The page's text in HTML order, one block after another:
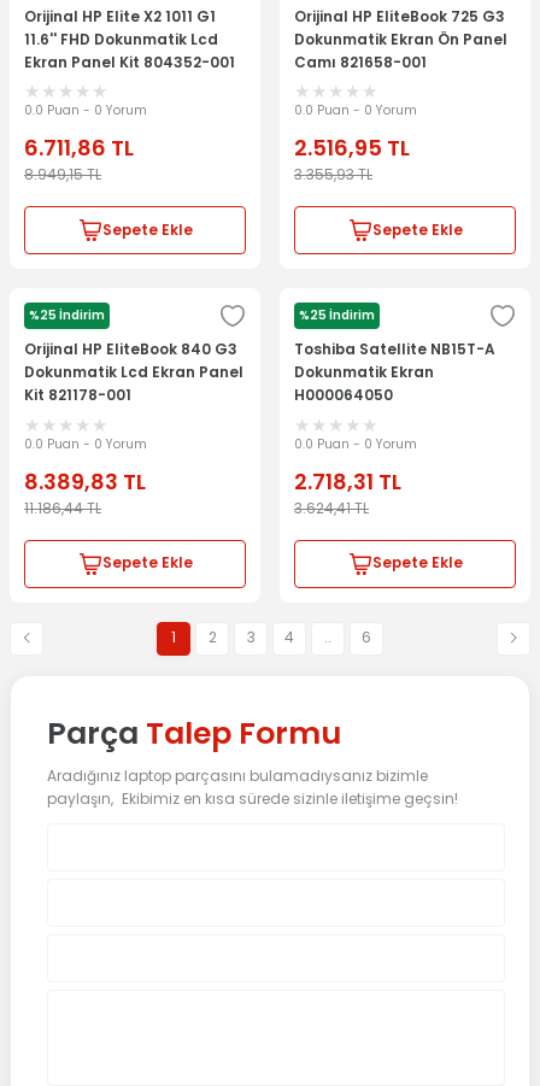
Orijinal HP Elite X2 1011 G1
11.6'' FHD Dokunmatik Lcd
Ekran Panel Kit 804352-001
793736-001
0.0 Puan - 0 Yorum
6.711,86 TL
8.949,15TL
Sepete Ekle
Orijinal HP EliteBook 725 G3
Dokunmatik Ekran Ön Panel
Camı 821658-001
6070B0886501
0.0 Puan - 0 Yorum
2.516,95 TL
3.355,93TL
Sepete Ekle
%25 İndirim
HP
Orijinal HP EliteBook 840 G3
Dokunmatik Lcd Ekran Panel
Kit 821178-001
0.0 Puan - 0 Yorum
8.389,83 TL
11.186,44TL
Sepete Ekle
%25 İndirim
TOSHİBA
Toshiba Satellite NB15T-A
Dokunmatik Ekran
H000064050
0.0 Puan - 0 Yorum
2.718,31 TL
3.624,41TL
Sepete Ekle
1 2 3 4 .. 6
Parça Talep Formu
Aradığınız laptop parçasını bulamadıysanız bizimle
paylaşın, Ekibimiz en kısa sürede sizinle iletişime geçsin!